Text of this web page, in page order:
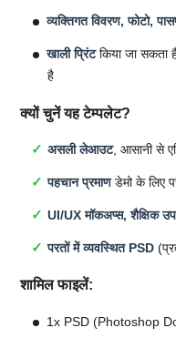
व्यक्तिगत विवरण, फोटो,
खाली प्रिंटकिया जा सकता
है
क्यों चुनें यह टेम्पलेट?
असली लेआउट, आसानी से
पहचान प्रमाणडेमो के लिए
UI/UX मॉकअप्स, शैक्षिक
परतों में व्यवस्थित PSD
शामिल फाइलें:
1x PSD (Photoshop